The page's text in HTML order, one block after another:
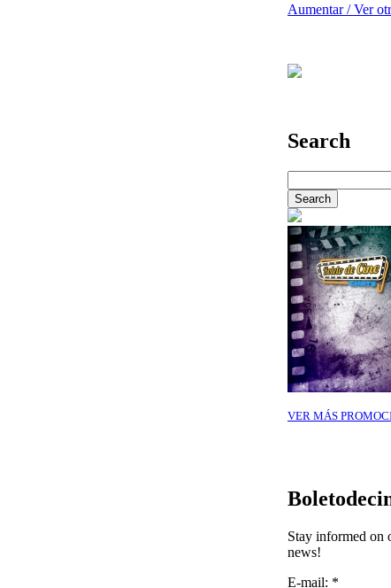
Aumentar / Ver
Search
VER MÁS
Stay informed on
news!
E-mail: *